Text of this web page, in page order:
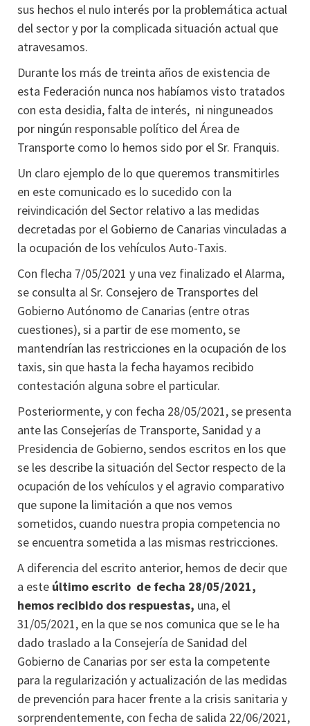
sus hechos el nulo interés por la problemática actual
del sector y por la complicada situación actual que
atravesamos.
Durante los más de treinta años de existencia de
esta Federación nunca nos habíamos visto tratados
con esta desidia, falta de interés, ni ninguneados
por ningún responsable político del Área de
Transporte como lo hemos sido por el Sr. Franquis.
Un claro ejemplo de lo que queremos transmitirles
en este comunicado es lo sucedido con la
reivindicación del Sector relativo a las medidas
decretadas por el Gobierno de Canarias vinculadas a
la ocupación de los vehículos Auto-Taxis.
Con flecha 7/05/2021 y una vez finalizado el Alarma,
se consulta al Sr. Consejero de Transportes del
Gobierno Autónomo de Canarias (entre otras
cuestiones), si a partir de ese momento, se
mantendrían las restricciones en la ocupación de los
taxis, sin que hasta la fecha hayamos recibido
contestación alguna sobre el particular.
Posteriormente, y con fecha 28/05/2021, se presenta
ante las Consejerías de Transporte, Sanidad y a
Presidencia de Gobierno, sendos escritos en los que
se les describe la situación del Sector respecto de la
ocupación de los vehículos y el agravio comparativo
que supone la limitación a que nos vemos
sometidos, cuando nuestra propia competencia no
se encuentra sometida a las mismas restricciones.
A diferencia del escrito anterior, hemos de decir que
a este último escrito de fecha 28/05/2021,
hemos recibido dos respuestas, una, el
31/05/2021, en la que se nos comunica que se le ha
dado traslado a la Consejería de Sanidad del
Gobierno de Canarias por ser esta la competente
para la regularización y actualización de las medidas
de prevención para hacer frente a la crisis sanitaria y
sorprendentemente, con fecha de salida 22/06/2021,